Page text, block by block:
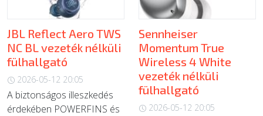
JBL Reflect Aero TWS
NC BL vezeték nélküli
fülhallgató
2026-05-12 20:05
A biztonságos illeszkedés
érdekében POWERFINS és
Sennheiser
Momentum True
Wireless 4 White
vezeték nélküli
fülhallgató
2026-05-12 20:05